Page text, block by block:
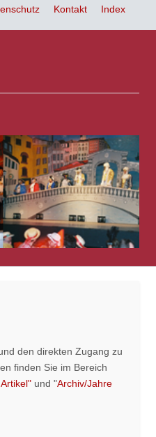
Kontakt Index
den direkten Zugang zu
finden Sie im Bereich
und "Archiv/Jahre